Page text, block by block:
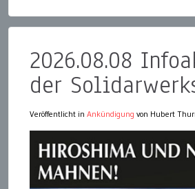
2026.08.08
der
Veröffentlicht in Ankündigung von Hubert